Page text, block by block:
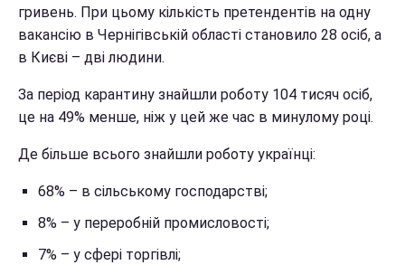
гривень. При цьому кількість претендентів на одну
вакансію в Чернігівській області становило 28 осіб, а
в Києві – дві людини.
За період карантину знайшли роботу 104 тисяч осіб,
це на 49% менше, ніж у цей же час в минулому році.
Де більше всього знайшли роботу українці:
68% – в сільському господарстві;
8% – у переробній промисловості;
7% – у сфері торгівлі;